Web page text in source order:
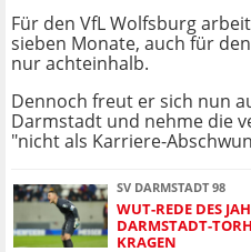
Für den VfL Wolfsburg
sieben Monate, auch für
nur achteinhalb.
Dennoch freut er sich nun
Darmstadt und nehme die
"nicht als Karriere-
SV DARMSTADT 98
WUT-REDE DES
DARMSTADT-
KRAGEN